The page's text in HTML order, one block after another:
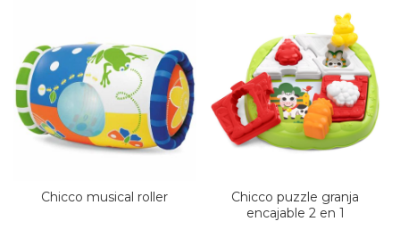
Chicco musical roller
Chicco puzzle granja
encajable 2 en 1